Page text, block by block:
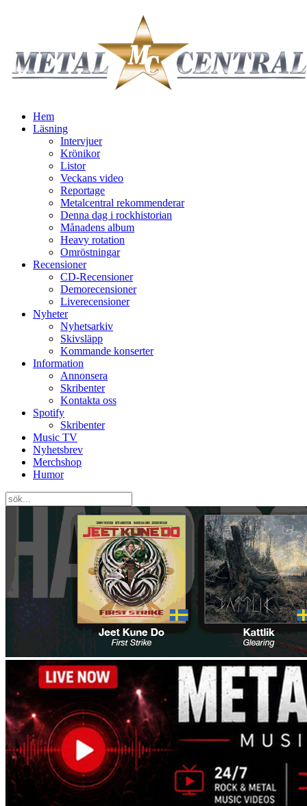
Hem
Läsning
Intervjuer
Krönikor
Listor
Veckans video
Reportage
Metalcentral rekommenderar
Denna dag i rockhistorian
Månadens album
Heavy rotation
Omröstningar
Recensioner
CD-Recensioner
Demorecensioner
Liverecensioner
Nyheter
Nyhetsarkiv
Skivsläpp
Kommande konserter
Information
Annonsera
Skribenter
Kontakta oss
Spotify
Skribenter
Music TV
Nyhetsbrev
Merchshop
Humor